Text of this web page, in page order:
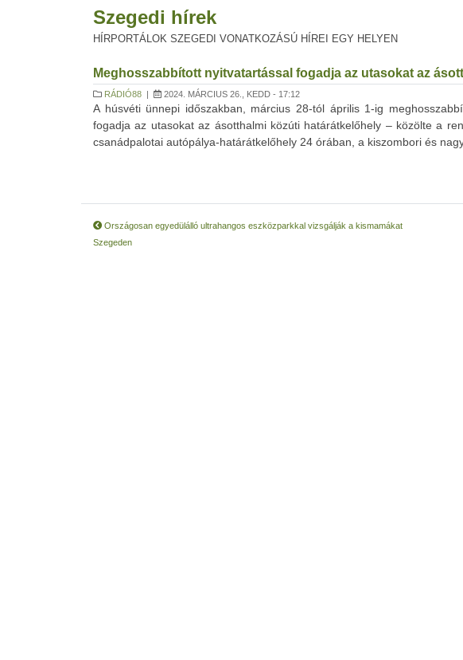
Szegedi hírek
HÍRPORTÁLOK SZEGEDI VONATKOZÁSÚ HÍREI EGY HELYEN
Meghosszabbított nyitvatartással fogadja az utasokat az
RÁDIÓ88 | 2024. MÁRCIUS 26., KEDD - 17:12
A húsvéti ünnepi időszakban, március 28-tól április 1-ig
fogadja az utasokat az ásotthalmi közúti határátkelőhely – közölte a
csanádpalotai autópálya-határátkelőhely 24 órában, a kiszombori és
Országosan egyedülálló ultrahangos eszközparkkal vizsgálják a kismamákat
Szegeden